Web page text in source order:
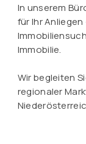
In unserem
für Ihr Anliegen
Immobilie.
Wir begleiten
regionaler